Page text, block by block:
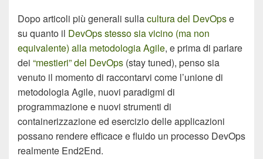
Dopo articoli più generali sullacultura del DevOpse
su quanto il DevOps stesso sia vicino (ma non
equivalente) alla metodologia Agile, e prima di parlare
dei “mestieri” del DevOps (stay tuned), penso sia
venuto il momento di raccontarvi come l’unione di
metodologia Agile, nuovi paradigmi di
programmazione e nuovi strumenti di
containerizzazione ed esercizio delle applicazioni
possano rendere efficace e fluido un processo DevOps
realmente End2End.